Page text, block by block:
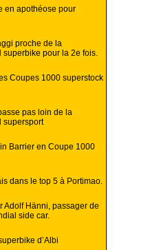
en apothéose pour
proche de la
pour la 2e fois.
Coupes 1000 superstock
pas loin de la
supersport
Barrier en Coupe 1000
dans le top 5 à Portimao.
Adolf Hänni, passager de
side car.
d’Albi